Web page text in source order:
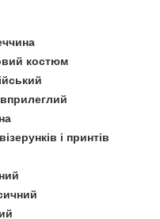
костюм
і принтів